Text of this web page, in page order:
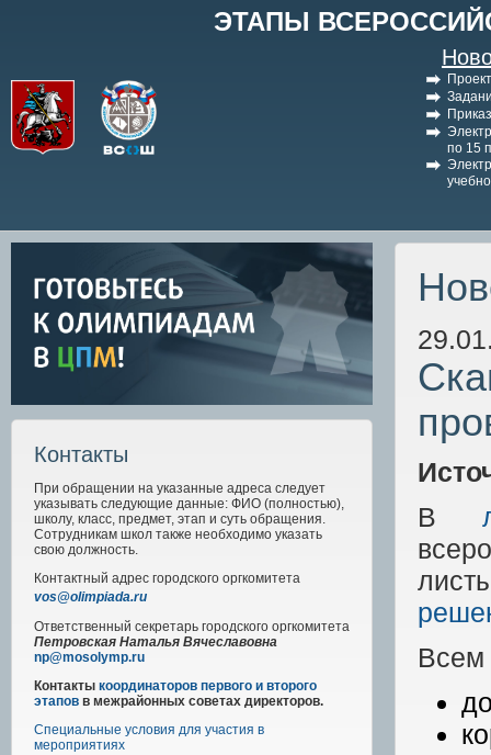
ЭТАПЫ
по 15
Контакты
При обращении на указанные адреса следует
указывать следующие данные: ФИО (полностью),
школу, класс, предмет, этап и суть обращения.
Сотрудникам школ также необходимо указать
свою должность.
Контактный адрес городского оргкомитета
vos@olimpiada.ru
Ответственный секретарь городского оргкомитета
Петровская Наталья Вячеславовна
np@mosolymp.ru
Контакты координаторов первого и второго
этапов в межрайонных советах директоров.
Специальные условия для участия в
мероприятиях
В
Всем